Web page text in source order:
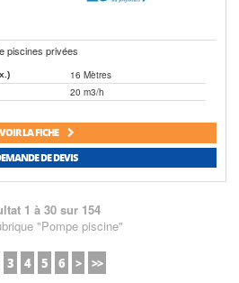
piscines privées
16 Mètres
20 m3/h
VOIR LA FICHE
DE DEVIS
1 à 30 sur 154
"Pompe piscine"
3 4 5 6 > >>